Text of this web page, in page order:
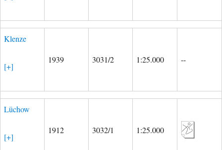
Klenze
[+]
1939 3031/2 1:25.000 --
Lüchow
[+]
1912 3032/1 1:25.000